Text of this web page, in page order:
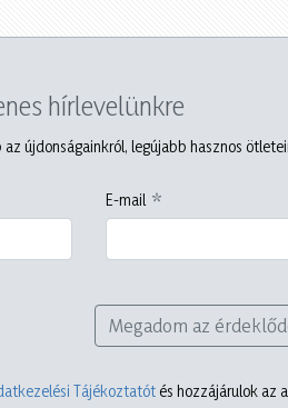
hírlevelünkre
újdonságainkról, legújabb hasznos
E-mail
Megadom az
Tájékoztatót és hozzájárulok az